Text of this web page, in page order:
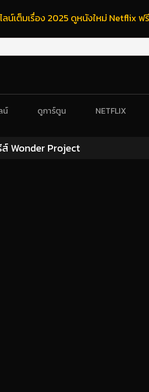
ลน์เต็มเรื่อง 2025 ดูหนังใหม่ Netflix ฟ
น์ ดูการ์ตูน NETFLIX
ส์ Wonder Project